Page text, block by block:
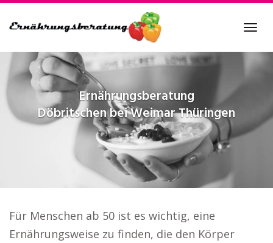
to
content
Ernährungsberatung
Döbritschen bei Weimar Thüringen
Für Menschen ab 50 ist es wichtig, eine
Ernährungsweise zu finden, die den Körper